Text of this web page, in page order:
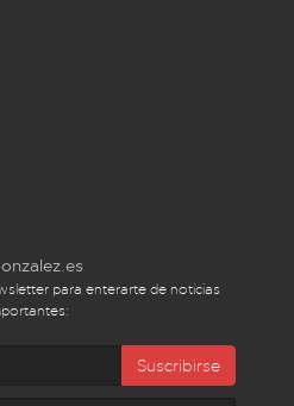
para enterarte de noticias
Suscribirse